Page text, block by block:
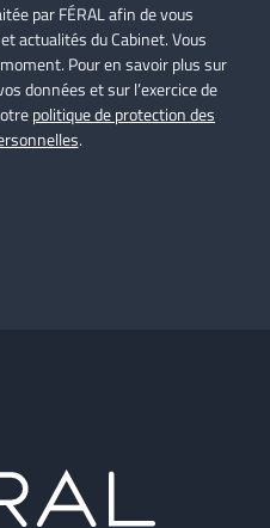
par FÉRAL afin de vous
actualités du Cabinet. Vous
Pour en savoir plus sur
données et sur l’exercice de
politique de protection des
.